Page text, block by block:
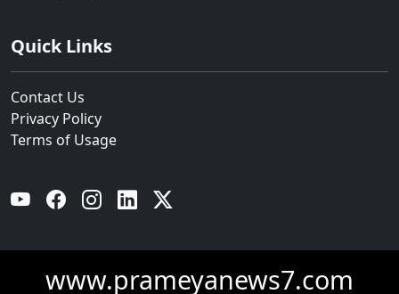
Quick Links
Contact Us
Privacy Policy
Terms of Usage
YouTube Facebook Instagram Linkedin
www.prameyanews7.com